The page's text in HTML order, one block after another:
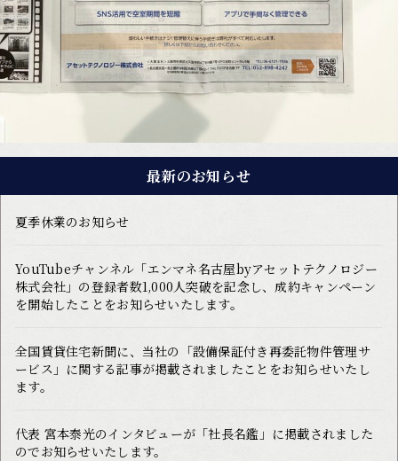
最新のお知らせ
夏季休業のお知らせ
YouTubeチャンネル「エンマネ名古屋byアセットテクノロジー
株式会社」の登録者数1,000人突破を記念し、成約キャンペーン
を開始したことをお知らせいたします。
全国賃貸住宅新聞に、当社の「設備保証付き再委託物件管理サ
ービス」に関する記事が掲載されましたことをお知らせいたし
ます。
代表 宮本泰光のインタビューが「社長名鑑」に掲載されました
のでお知らせいたします。